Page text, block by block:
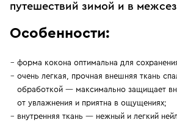
путешествий зимой и в
Особенности:
форма кокона оптимальна для
очень легкая, прочная внешняя ткань
обработкой — максимально защищает
от увлажнения и приятна в ощущениях;
внутренняя ткань — нежный и легкий